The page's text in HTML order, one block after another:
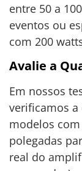
entre 50 a
eventos ou
com 200
Avalie a
Em nossos
verificamos
modelos
polegadas
real do